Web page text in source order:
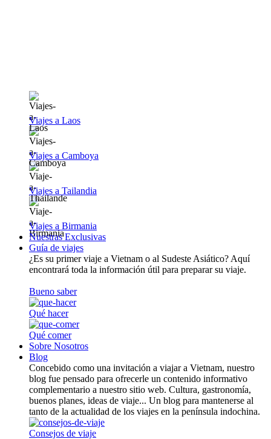
Viajes a Laos
Viajes a Camboya
Viajes a Tailandia
Viajes a Birmania
Nuestras Exclusivas
Guía de viajes
¿Es su primer viaje a Vietnam o al Sudeste Asiático? Aquí
encontrará toda la información útil para preparar su viaje.
Bueno saber
Qué hacer
Qué comer
Sobre Nosotros
Blog
Concebido como una invitación a viajar a Vietnam, nuestro
blog fue pensado para ofrecerle un contenido informativo
complementario a nuestro sitio web. Cultura, gastronomía,
buenos planes, ideas de viaje... Un blog para mantenerse al
tanto de la actualidad de los viajes en la península indochina.
Consejos de viaje